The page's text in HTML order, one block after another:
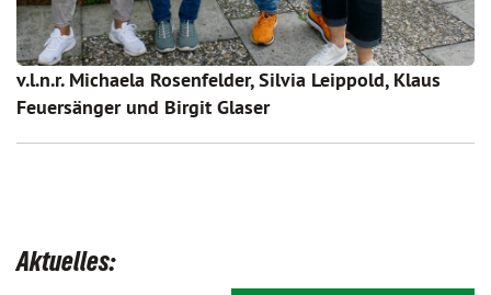
v.l.n.r. Michaela Rosenfelder, Silvia Leippold, Klaus
Feuersänger und Birgit Glaser
Aktuelles: